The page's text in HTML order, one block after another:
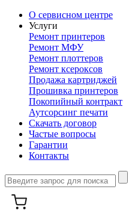
О сервисном центре
Услуги
Ремонт принтеров
Ремонт МФУ
Ремонт плоттеров
Ремонт ксероксов
Продажа картриджей
Прошивка принтеров
Покопийный контракт
Аутсорсинг печати
Скачать договор
Частые вопросы
Гарантии
Контакты